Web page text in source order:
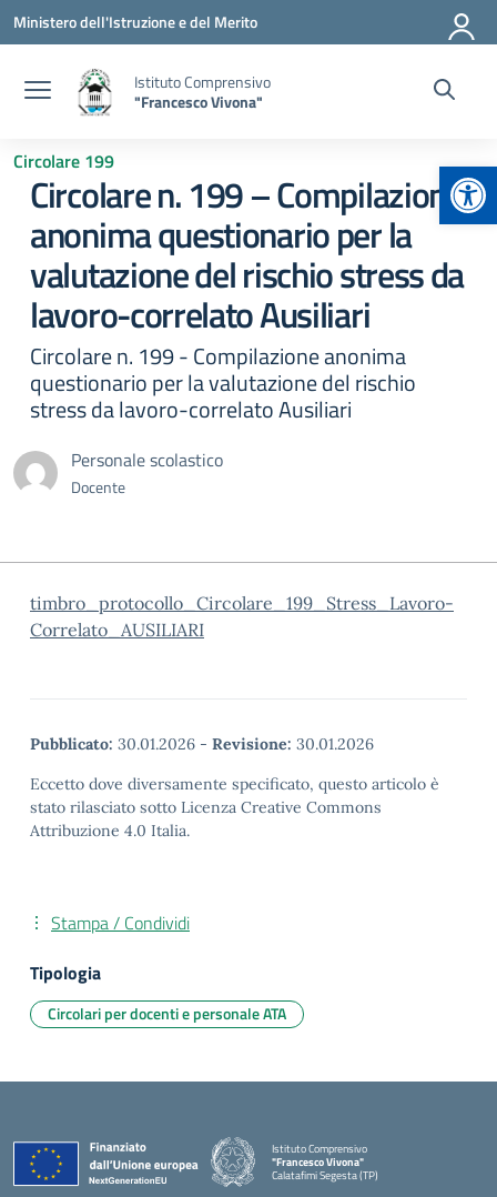
Vai ai contenuti
Vai al menu di navigazione
Vai al footer
Ministero dell'Istruzione e del Merito
Istituto Comprensivo
"Francesco Vivona"
Circolare 199
Circolare n. 199 – Compilazione
anonima questionario per la
valutazione del rischio stress da
lavoro-correlato Ausiliari
Circolare n. 199 - Compilazione anonima
questionario per la valutazione del rischio
stress da lavoro-correlato Ausiliari
Personale scolastico
Docente
timbro_protocollo_Circolare_199_Stress_Lavoro-
Correlato_AUSILIARI
Pubblicato: 30.01.2026 - Revisione: 30.01.2026
Eccetto dove diversamente specificato, questo articolo è
stato rilasciato sotto Licenza Creative Commons
Attribuzione 4.0 Italia.
Stampa / Condividi
Tipologia
Circolari per docenti e personale ATA
Istituto Comprensivo
"Francesco Vivona"
Calatafimi Segesta (TP)
— Visita la pagina iniziale della scuola